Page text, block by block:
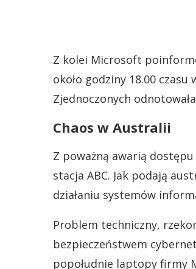
Z kolei Microsoft
około godziny 18.00
Zjednoczonych
Chaos w Australii
Z poważną awarią
stacja ABC. Jak podają
działaniu systemów
Problem techniczny,
bezpieczeństwem
popołudnie laptopy firmy